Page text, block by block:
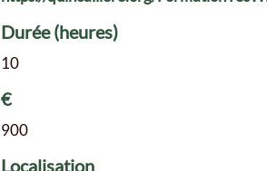
Durée (heures)
10
€
900
Localisation